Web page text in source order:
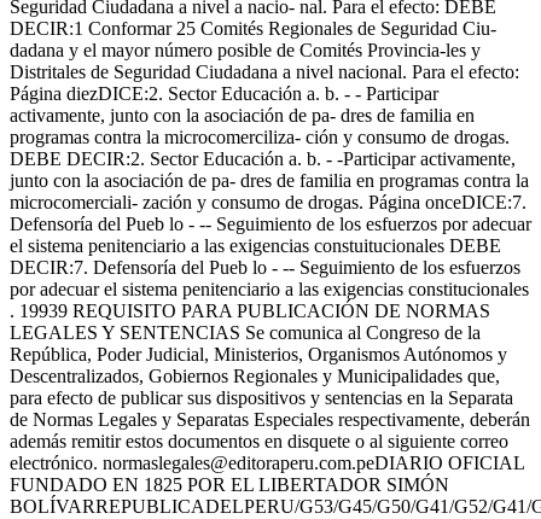
Seguridad Ciudadana a nivel a nacio- nal. Para el efecto: DEBE
DECIR:1 Conformar 25 Comités Regionales de Seguridad Ciu-
dadana y el mayor número posible de Comités Provincia-les y
Distritales de Seguridad Ciudadana a nivel nacional. Para el efecto:
Página diezDICE:2. Sector Educación a. b. - - Participar
activamente, junto con la asociación de pa- dres de familia en
programas contra la microcomerciliza- ción y consumo de drogas.
DEBE DECIR:2. Sector Educación a. b. - -Participar activamente,
junto con la asociación de pa- dres de familia en programas contra la
microcomerciali- zación y consumo de drogas. Página onceDICE:7.
Defensoría del Pueb lo - -- Seguimiento de los esfuerzos por adecuar
el sistema penitenciario a las exigencias constuitucionales DEBE
DECIR:7. Defensoría del Pueb lo - -- Seguimiento de los esfuerzos
por adecuar el sistema penitenciario a las exigencias constitucionales
. 19939 REQUISITO PARA PUBLICACIÓN DE NORMAS
LEGALES Y SENTENCIAS Se comunica al Congreso de la
República, Poder Judicial, Ministerios, Organismos Autónomos y
Descentralizados, Gobiernos Regionales y Municipalidades que,
para efecto de publicar sus dispositivos y sentencias en la Separata
de Normas Legales y Separatas Especiales respectivamente, deberán
además remitir estos documentos en disquete o al siguiente correo
electrónico. normaslegales@editoraperu.com.peDIARIO OFICIAL
FUNDADO EN 1825 POR EL LIBERTADOR SIMÓN
BOLÍVARREPUBLICADELPERU/G53/G45/G50/G41/G52/G41/